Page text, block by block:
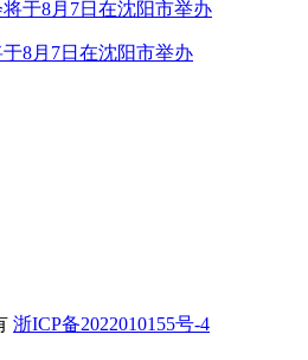
8月7日在沈阳市举办
浙ICP备2022010155号-4